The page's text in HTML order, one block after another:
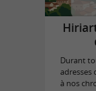
Durant
adresses
à nos